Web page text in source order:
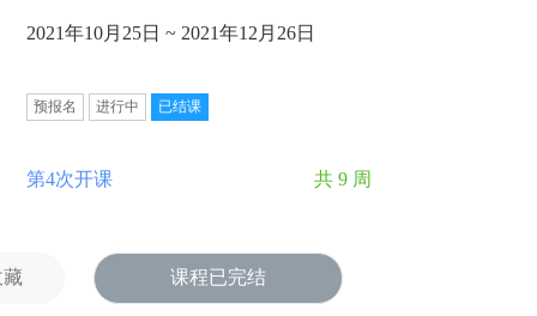
2021年10月25日 ~ 2021年12月26日
预报名 进行中 已结课
第4次开课 共 9 周
藏 课程已完结